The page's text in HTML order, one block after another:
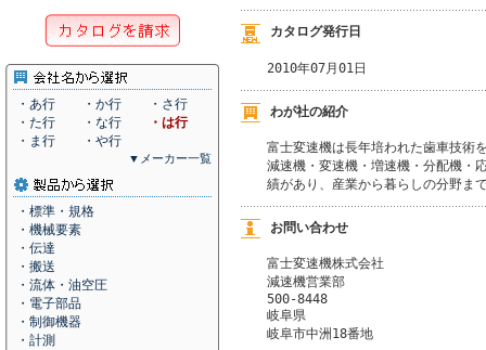
・あ行 ・か行
・さ行
・た行
・な行
・は行
・ま行
・や行
▼メーカー一覧
・標準・規格
・機械要素
・伝達
・搬送
・流体・油空圧
・電子部品
・制御機器
・計測
カタログ発行日
2010年07月01日
わが社の紹介
富士変速機は長年培われた歯車技術
減速機・変速機・増速機・分配機・
績があり、産業から暮らしの分野ま
お問い合わせ
富士変速機株式会社
減速機営業部
500-8448
岐阜県
岐阜市中洲18番地